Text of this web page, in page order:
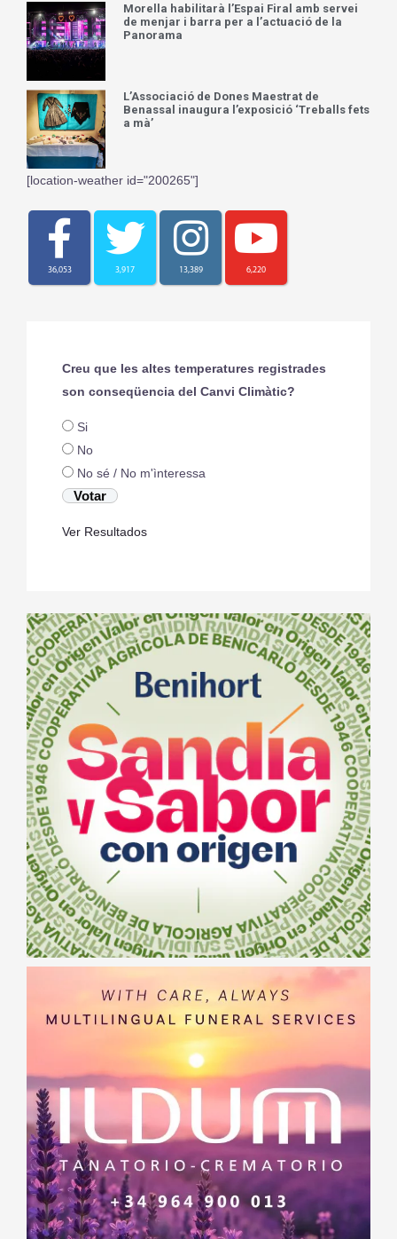
Morella habilitarà l’Espai Firal amb servei
de menjar i barra per a l’actuació de la
Panorama
L’Associació de Dones Maestrat de
Benassal inaugura l’exposició ‘Treballs fets
a mà’
[location-weather id="200265"]
36,053 3,917 13,389 6,220
Creu que les altes temperatures registrades
son conseqüencia del Canvi Climàtic?
Si
No
No sé / No m'ìnteressa
Ver Resultados